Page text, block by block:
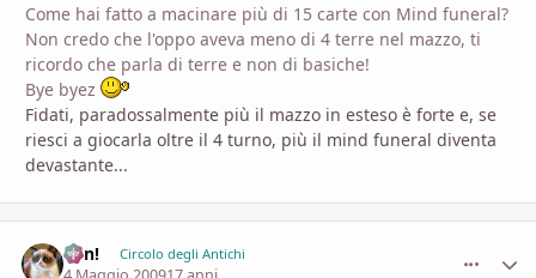
Come hai fatto a macinare più di 15 carte con Mind funeral?
Non credo che l'oppo aveva meno di 4 terre nel mazzo, ti
ricordo che parla di terre e non di basiche!
Bye byez
Fidati, paradossalmente più il mazzo in esteso è forte e, se
riesci a giocarla oltre il 4 turno, più il mind funeral diventa
devastante...
Ren! Circolo degli Antichi